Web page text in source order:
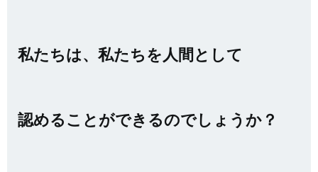
私たちは、私たちを人間として
認めることができるのでしょうか？